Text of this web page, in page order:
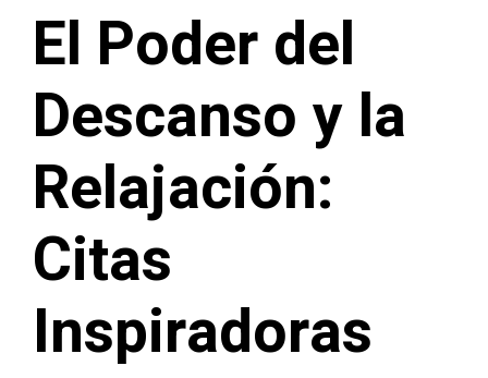
El Poder del
Descanso y la
Relajación:
Citas
Inspiradoras